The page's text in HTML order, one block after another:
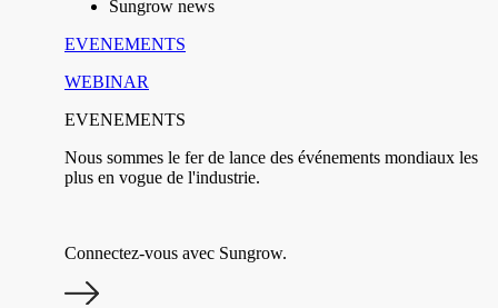
Sungrow news
EVENEMENTS
WEBINAR
EVENEMENTS
Nous sommes le fer de lance des événements mondiaux les
plus en vogue de l'industrie.
Connectez-vous avec Sungrow.